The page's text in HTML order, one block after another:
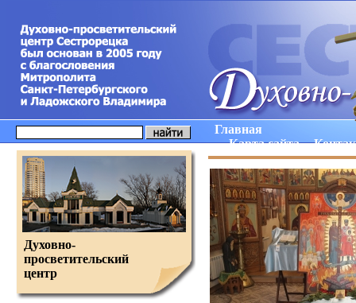
Главная
Карта сайта
Духовно-
просветительский
центр